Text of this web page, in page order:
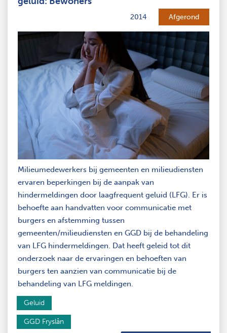
2014 Afgerond
Milieumedewerkers bij gemeenten en milieudiensten
ervaren beperkingen bij de aanpak van
hindermeldingen door laagfrequent geluid (LFG). Er is
behoefte aan handvatten voor communicatie met
burgers en afstemming tussen
gemeenten/milieudiensten en GGD bij de behandeling
van LFG hindermeldingen. Dat heeft geleid tot dit
onderzoek naar de ervaringen en behoeften van
burgers ten aanzien van communicatie bij de
behandeling van LFG meldingen.
Geluid
GGD Fryslân